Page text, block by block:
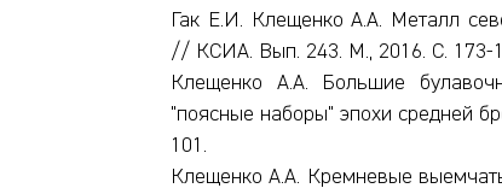
Гак Е.И. Клещенко А.А. Металл
// КСИА. Вып. 243. М., 2016. С. 173-
Клещенко А.А. Большие
"поясные наборы" эпохи средней
101.
Клещенко А.А. Кремневые